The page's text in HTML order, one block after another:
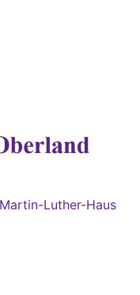
Martin-Luther-Haus